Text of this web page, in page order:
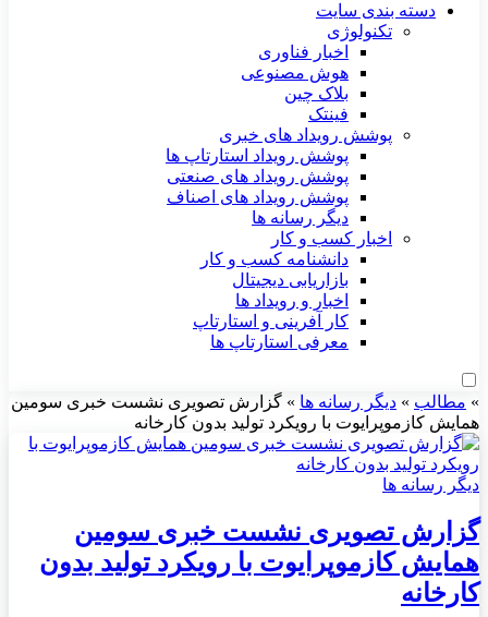
دسته بندی سایت
تکنولوژی
اخبار فناوری
هوش مصنوعی
بلاک چین
فینتک
پوشش رویداد های خبری
پوشش رویداد استارتاپ ها
پوشش رویداد های صنعتی
پوشش رویداد های اصناف
دیگر رسانه ها
اخبار کسب و کار
دانشنامه کسب و کار
بازاریابی دیجیتال
اخبار و رویداد ها
کار آفرینی و استارتاپ
معرفی استارتاپ ها
» مطالب » دیگر رسانه ها » گزارش تصویری نشست خبری سومین
همايش کازموپرایوت با رویکرد تولید بدون کارخانه
دیگر رسانه ها
گزارش تصویری نشست خبری سومین
همايش کازموپرایوت با رویکرد تولید بدون
کارخانه